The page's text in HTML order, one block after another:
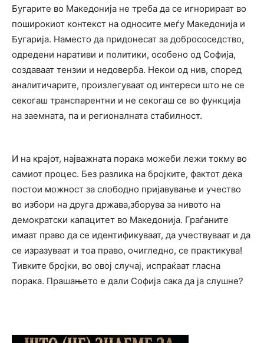
Бугарите во Македонија не треба да се игнорираат во
поширокиот контекст на односите меѓу Македонија и
Бугарија. Наместо да придонесат за добрососедство,
одредени наративи и политики, особено од Софија,
создаваат тензии и недоверба. Некои од нив, според
аналитичарите, произлегуваат од интереси што не се
секогаш транспарентни и не секогаш се во функција
на заемната, па и регионалната стабилност.
И на крајот, најважната порака можеби лежи токму во
самиот процес. Без разлика на бројките, фактот дека
постои можност за слободно пријавување и учество
во избори на друга држава,зборува за нивото на
демократски капацитет во Македонија. Граѓаните
имаат право да се идентификуваат, да учествуваат и да
се изразуваат и тоа право, очигледно, се практикува!
Тивките бројки, во овој случај, испраќаат гласна
порака. Прашањето е дали Софија сака да ја слушне?